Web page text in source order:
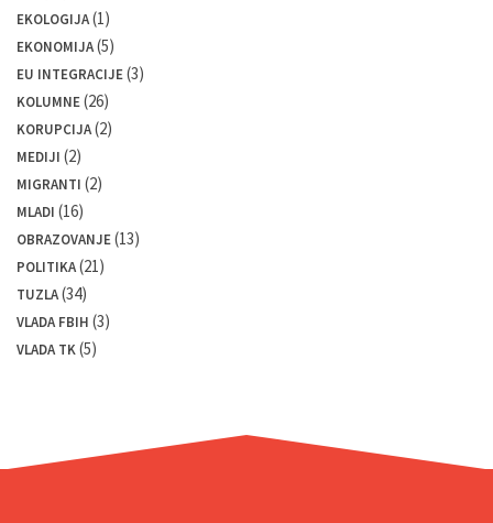
EKOLOGIJA(1)
EKONOMIJA(5)
EU INTEGRACIJE(3)
KOLUMNE(26)
KORUPCIJA(2)
MEDIJI (2)
MIGRANTI (2)
MLADI (16)
OBRAZOVANJE(13)
POLITIKA(21)
TUZLA(34)
VLADA FBIH (3)
VLADA TK(5)